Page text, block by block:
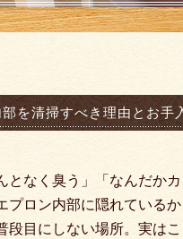
を清掃すべき理由とお手
となく臭う」「なんだか
ロン内部に隠れている
段目にしない場所。実は